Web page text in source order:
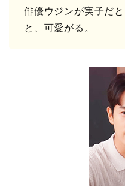
俳優ウジンが実子だ
と、可愛がる。